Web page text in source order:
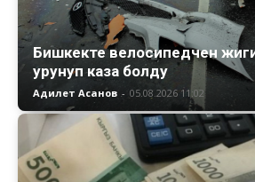
Бишкекте велосипедчен
урунуп каза болду
Адилет Асанов - 05.08.2026 11:02